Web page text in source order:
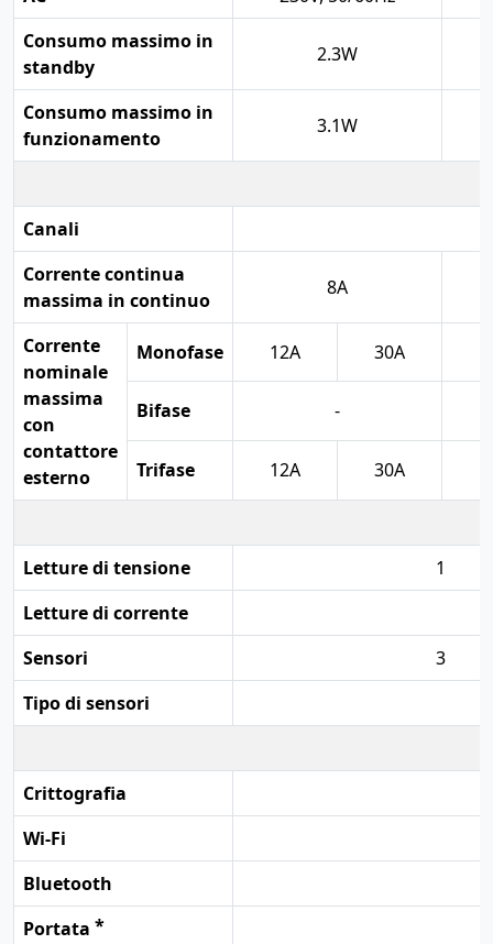
Consumo massimo in
standby
2.3W
Consumo massimo in
funzionamento
3.1W
Canali
Corrente continua
massima in continuo
8A
Corrente
nominale
massima
con
contattore
esterno
Monofase 12A 30A
Bifase -
Trifase 12A 30A
Letture di tensione
1
Letture di corrente
Sensori
3
Tipo di sensori
Crittografia
Wi-Fi
Bluetooth
Portata *